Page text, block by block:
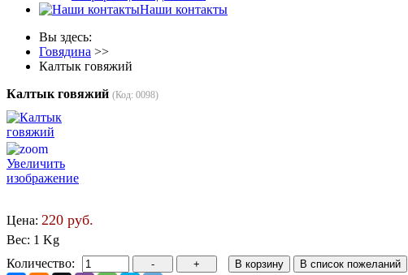
Наши контакты
Вы здесь:
Говядина >>
Калтык говяжий
Калтык говяжий (Код: 0098)
Увеличить
изображение
Цена: 220 руб.
Вес: 1 Kg
Количество: